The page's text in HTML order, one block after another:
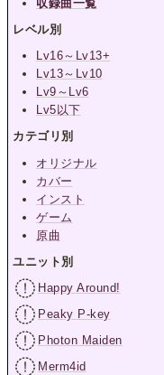
収録曲一覧
レベル別
Lv16～Lv13+
Lv13～Lv10
Lv9～Lv6
Lv5以下
カテゴリ別
オリジナル
カバー
インスト
ゲーム
原曲
ユニット別
Happy Around!
Peaky P-key
Photon Maiden
Merm4id